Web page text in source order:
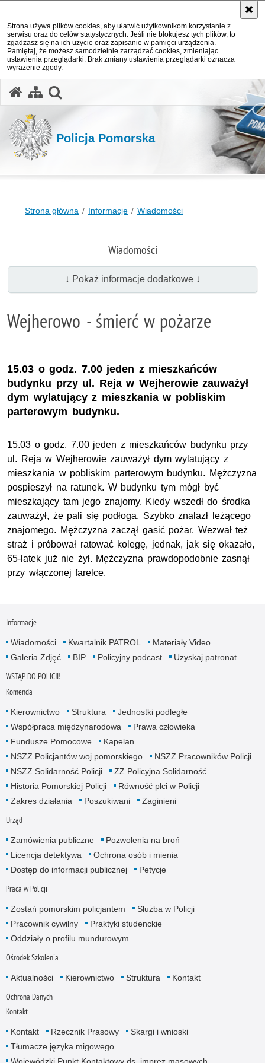
Strona używa plików cookies, aby ułatwić użytkownikom korzystanie z
serwisu oraz do celów statystycznych. Jeśli nie blokujesz tych plików, to
zgadzasz się na ich użycie oraz zapisanie w pamięci urządzenia.
Pamiętaj, że możesz samodzielnie zarządzać cookies, zmieniając
ustawienia przeglądarki. Brak zmiany ustawienia przeglądarki oznacza
wyrażenie zgody.
Policja Pomorska
Strona główna Informacje Wiadomości
Wiadomości
↓ Pokaż informacje dodatkowe ↓
Wejherowo - śmierć w pożarze
15.03 o godz. 7.00 jeden z mieszkańców
budynku przy ul. Reja w Wejherowie zauważył
dym wylatujący z mieszkania w pobliskim
parterowym budynku.
15.03 o godz. 7.00 jeden z mieszkańców budynku przy
ul. Reja w Wejherowie zauważył dym wylatujący z
mieszkania w pobliskim parterowym budynku. Mężczyzna
pospieszył na ratunek. W budynku tym mógł być
mieszkający tam jego znajomy. Kiedy wszedł do środka
zauważył, że pali się podłoga. Szybko znalazł leżącego
znajomego. Mężczyzna zaczął gasić pożar. Wezwał też
straż i próbował ratować kolegę, jednak, jak się okazało,
65-latek już nie żył. Mężczyzna prawdopodobnie zasnął
przy włączonej farelce.
Informacje
Wiadomości Kwartalnik PATROL
Materiały Video
Galeria Zdjęć
BIP Policyjny podcast Uzyskaj patronat
WSTĄP DO POLICJI!
Komenda
Kierownictwo Struktura
Jednostki podległe
Współpraca międzynarodowa
Prawa człowieka
Fundusze Pomocowe
Kapelan
NSZZ Policjantów woj.pomorskiego
NSZZ Pracowników Policji
NSZZ Solidarność Policji
ZZ Policyjna Solidarność
Historia Pomorskiej Policji
Równość płci w Policji
Zakres działania
Poszukiwani Zaginieni
Urząd
Zamówienia publiczne
Pozwolenia na broń
Licencja detektywa
Ochrona osób i mienia
Dostęp do informacji publicznej
Petycje
Praca w Policji
Zostań pomorskim policjantem
Służba w Policji
Pracownik cywilny
Praktyki studenckie
Oddziały o profilu mundurowym
Ośrodek Szkolenia
Aktualności Kierownictwo Struktura Kontakt
Ochrona Danych
Kontakt
Kontakt Rzecznik Prasowy
Skargi i wnioski
Tłumacze języka migowego